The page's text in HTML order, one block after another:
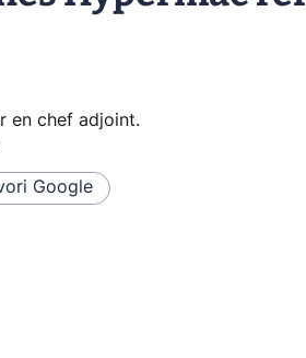
en chef adjoint.
Google